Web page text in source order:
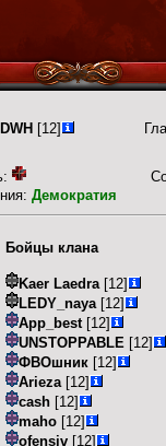
DWH [12]
Демократия
Бойцы клана
Kaer Laedra[12]
LEDY_naya[12]
App_best[12]
UNSTOPPABLE [12]
ФВОшник [12]
Arieza[12]
cash [12]
maho [12]
ofensiv [12]